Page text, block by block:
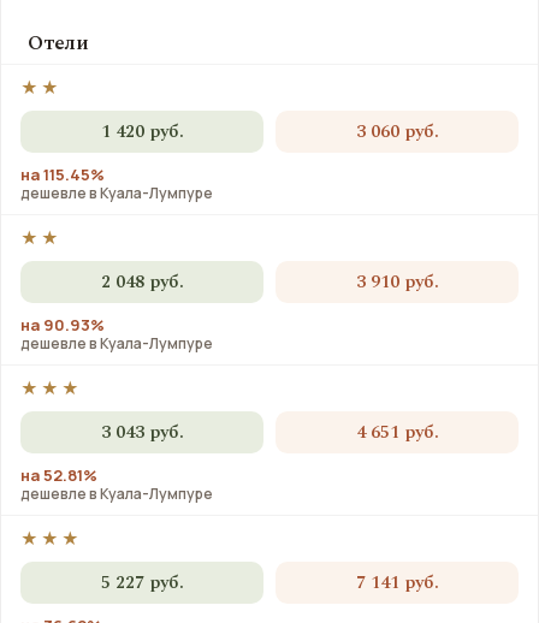
Отели
★★
1 420 руб. 3 060 руб.
на 115.45%
дешевле в Куала-Лумпуре
★★
2 048 руб. 3 910 руб.
на 90.93%
дешевле в Куала-Лумпуре
★★★
3 043 руб. 4 651 руб.
на 52.81%
дешевле в Куала-Лумпуре
★★★
5 227 руб. 7 141 руб.